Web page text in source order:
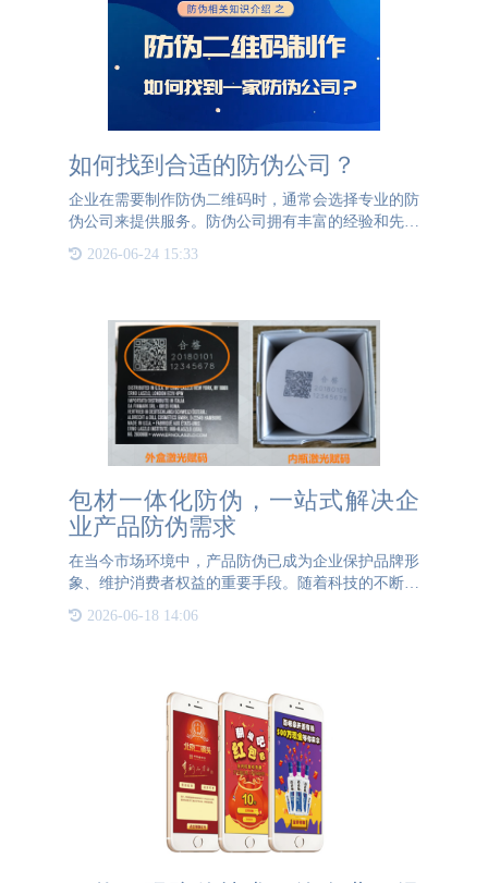
如何找到合适的防伪公司？
企业在需要制作防伪二维码时，通常会选择专业的防
伪公司来提供服务。防伪公司拥有丰富的经验和先进
的技术，能够为企业量身定制防伪解决方案，确保产
品的真伪能够被快速且准确地验证。要找到合适的防
2026-06-24 15:33
包材一体化防伪，一站式解决企
业产品防伪需求
在当今市场环境中，产品防伪已成为企业保护品牌形
象、维护消费者权益的重要手段。随着科技的不断进
步，防伪技术也日益多元化，其中，包材一体化防伪
以其独特优势，正成为越来越多企业的首选方案，为
2026-06-18 14:06